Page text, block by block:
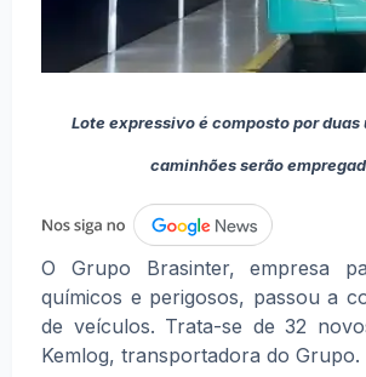
Lote expressivo é composto por
caminhões serão
O Grupo Brasinter, empresa
químicos e perigosos, passou a
de veículos. Trata-se de 32
Kemlog, transportadora do Grupo.